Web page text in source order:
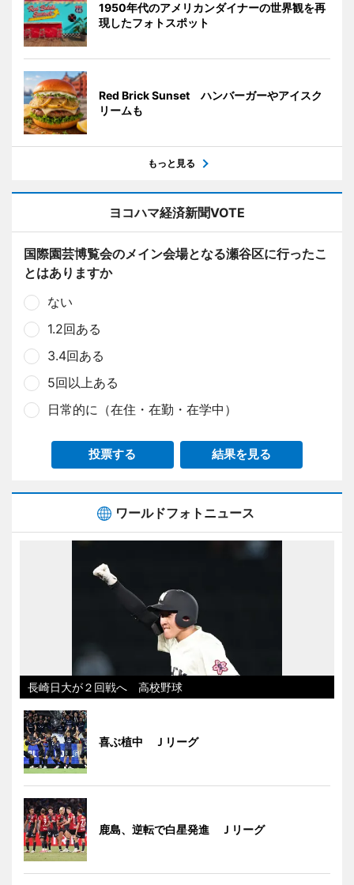
1950年代のアメリカンダイナーの世界観を再
現したフォトスポット
Red Brick Sunset ハンバーガーやアイスク
リームも
もっと見る
ヨコハマ経済新聞VOTE
国際園芸博覧会のメイン会場となる瀬谷区に行ったこ
とはありますか
ない
1.2回ある
3.4回ある
5回以上ある
日常的に（在住・在勤・在学中）
投票する 結果を見る
ワールドフォトニュース
長崎日大が２回戦へ 高校野球
喜ぶ植中 Ｊリーグ
鹿島、逆転で白星発進 Ｊリーグ